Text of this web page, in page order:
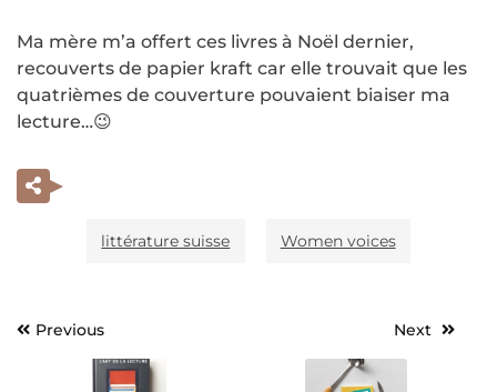
Ma mère m’a offert ces livres à Noël dernier,
recouverts de papier kraft car elle trouvait que les
quatrièmes de couverture pouvaient biaiser ma
lecture…😉
littérature suisse Women voices
Navigation
Previous Next